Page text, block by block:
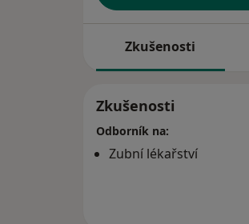
Zkušenosti
Zkušenosti
Odborník na:
Zubní lékařství